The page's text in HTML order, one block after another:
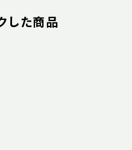
した商品